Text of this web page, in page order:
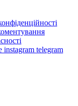
instagram telegram